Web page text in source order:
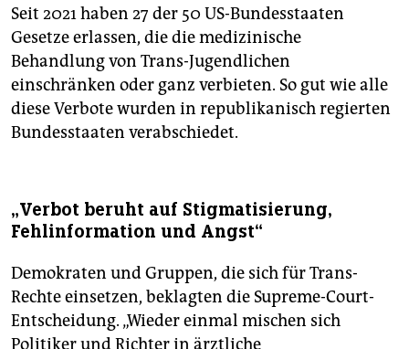
Seit 2021 haben 27 der 50 US-Bundesstaaten
Gesetze erlassen, die die medizinische
Behandlung von Trans-Jugendlichen
einschränken oder ganz verbieten. So gut wie alle
diese Verbote wurden in republikanisch regierten
Bundesstaaten verabschiedet.
„Verbot beruht auf Stigmatisierung,
Fehlinformation und Angst“
Demokraten und Gruppen, die sich für Trans-
Rechte einsetzen, beklagten die Supreme-Court-
Entscheidung. „Wieder einmal mischen sich
Politiker und Richter in ärztliche